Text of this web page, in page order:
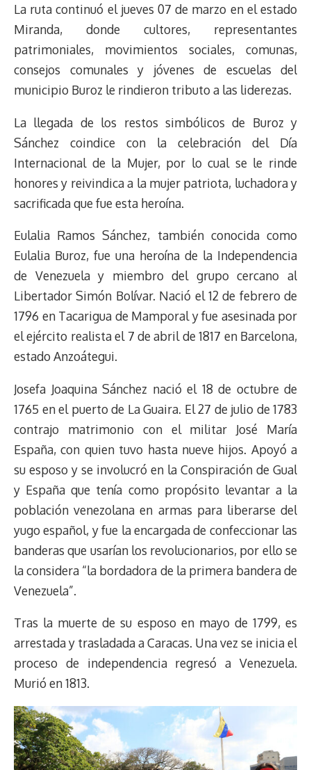
La ruta continuó el jueves 07 de marzo en el estado
Miranda, donde cultores, representantes
patrimoniales, movimientos sociales, comunas,
consejos comunales y jóvenes de escuelas del
municipio Buroz le rindieron tributo a las liderezas.
La llegada de los restos simbólicos de Buroz y
Sánchez coindice con la celebración del Día
Internacional de la Mujer, por lo cual se le rinde
honores y reivindica a la mujer patriota, luchadora y
sacrificada que fue esta heroína.
Eulalia Ramos Sánchez, también conocida como
Eulalia Buroz, fue una heroína de la Independencia
de Venezuela y miembro del grupo cercano al
Libertador Simón Bolívar. Nació el 12 de febrero de
1796 en Tacarigua de Mamporal y fue asesinada por
el ejército realista el 7 de abril de 1817 en Barcelona,
estado Anzoátegui.
Josefa Joaquina Sánchez nació el 18 de octubre de
1765 en el puerto de La Guaira. El 27 de julio de 1783
contrajo matrimonio con el militar José María
España, con quien tuvo hasta nueve hijos. Apoyó a
su esposo y se involucró en la Conspiración de Gual
y España que tenía como propósito levantar a la
población venezolana en armas para liberarse del
yugo español, y fue la encargada de confeccionar las
banderas que usarían los revolucionarios, por ello se
la considera “la bordadora de la primera bandera de
Venezuela”.
Tras la muerte de su esposo en mayo de 1799, es
arrestada y trasladada a Caracas. Una vez se inicia el
proceso de independencia regresó a Venezuela.
Murió en 1813.